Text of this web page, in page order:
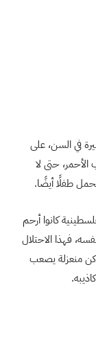
في السن، على
الأحمر، حتى لا
طفلًا أيضًا.
كانوا أرحم
فهذا الاحتلال
منعزلة يصعب